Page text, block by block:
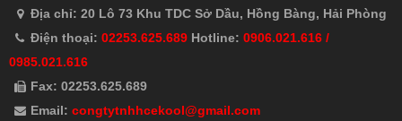
Địa chỉ: 20 Lô 73 Khu TDC Sở Dầu, Hồng Bàng, Hải Phòng
Điện thoại: 02253.625.689 Hotline: 0906.021.616 /
0985.021.616
Fax: 02253.625.689
Email: congtytnhhcekool@gmail.com